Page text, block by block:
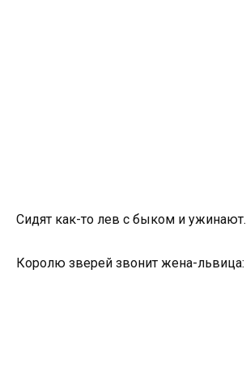
Сидят как-то лев с быком и ужинают.
Королю зверей звонит жена-львица: